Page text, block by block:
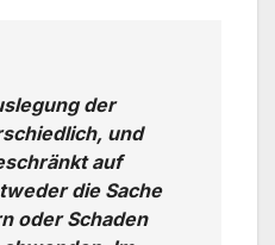
der
und
auf
die Sache
oder Schaden